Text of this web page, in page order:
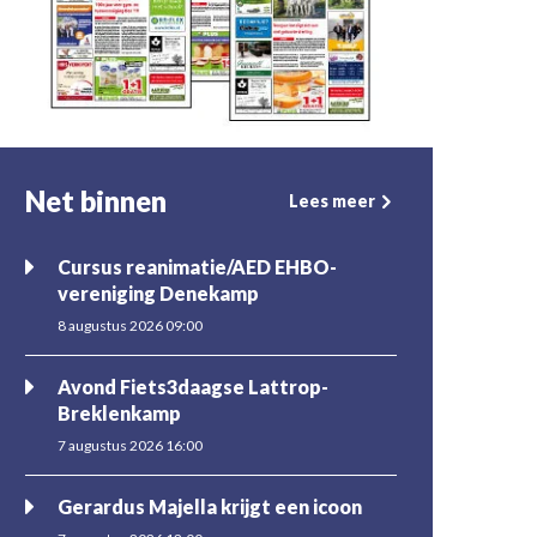
Net binnen Lees meer
Cursus reanimatie/AED EHBO-
vereniging Denekamp
8 augustus 2026 09:00
Avond Fiets3daagse Lattrop-
Breklenkamp
7 augustus 2026 16:00
Gerardus Majella krijgt een icoon